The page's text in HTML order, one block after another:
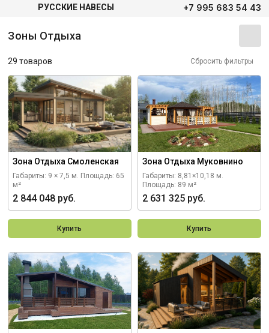
РУССКИЕ НАВЕСЫ +7 995 683 54 43
Зоны Отдыха
29 товаров Сбросить фильтры
Зона Отдыха Смоленская
Габариты: 9 × 7,5 м. Площадь: 65
м²
2 844 048 руб.
Купить
Зона Отдыха Муковнино
Габариты: 8,81×10,18 м.
Площадь: 89 м²
2 631 325 руб.
Купить